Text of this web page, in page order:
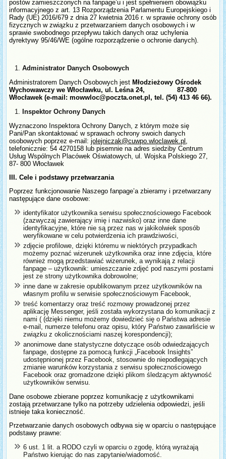
postów zamieszczonych na fanpage’u i jest spełnieniem obowiązku
informacyjnego z art. 13 Rozporządzenia Parlamentu Europejskiego i
Rady (UE) 2016/679 z dnia 27 kwietnia 2016 r. w sprawie ochrony osób
fizycznych w związku z przetwarzaniem danych osobowych i w
sprawie swobodnego przepływu takich danych oraz uchylenia
dyrektywy 95/46/WE (ogólne rozporządzenie o ochronie danych).
Administrator Danych Osobowych
Administratorem Danych Osobowych jestMłodzieżowy Ośrodek
Wychowawczy we Włocławku, ul. Leśna 24, 87-800
Włocławek (e-mail:mowwloc@poczta.onet.pl, tel. (54) 413 46 66).
Inspektor Ochrony Danych
Wyznaczono Inspektora Ochrony Danych, z którym może się
Pani/Pan skontaktować w sprawach ochrony swoich danych
osobowych poprzez e-mail:jolejniczak@cuwpo.wloclawek.pl
telefonicznie: 54 4270158 lub pisemnie na adres siedziby Centrum
Usług Wspólnych Placówek Oświatowych, ul. Wojska Polskiego 27,
87- 800 Włocławek
III. Cele i podstawy przetwarzania
Poprzez funkcjonowanie Naszego fanpage’a zbieramy i przetwarzany
następujące dane osobowe:
identyfikator użytkownika serwisu społecznościowego Facebook
(zazwyczaj zawierający imię i nazwisko) oraz inne dane
identyfikacyjne, które nie są przez nas w jakikolwiek sposób
weryfikowane w celu potwierdzenia ich prawdziwości,
zdjęcie profilowe, dzięki któremu w niektórych przypadkach
możemy poznać wizerunek użytkownika oraz inne zdjęcia, które
również mogą przedstawiać wizerunek, a wynikają z relacji
fanpage – użytkownik: umieszczanie zdjęć pod naszymi postami
jest ze strony użytkownika dobrowolne;
inne dane w zakresie opublikowanym przez użytkowników na
własnym profilu w serwisie społecznościowym Facebook,
treść komentarzy oraz treść rozmowy prowadzonej przez
aplikację Messenger, jeśli została wykorzystana do komunikacji z
nami ( (dzięki niemu możemy dowiedzieć się o Państwa adresie
e-mail, numerze telefonu oraz opisu, który Państwo zawarliście w
związku z okolicznościami naszej korespondencji);
anonimowe dane statystyczne dotyczące osób odwiedzających
fanpage, dostępne za pomocą funkcji „Facebook Insights”
udostępnionej przez Facebook, stosownie do niepodlegających
zmianie warunków korzystania z serwisu społecznościowego
Facebook oraz gromadzone dzięki plikom śledzącym aktywność
użytkowników serwisu.
Dane osobowe zbierane poprzez komunikację z użytkownikami
zostają przetwarzane tylko na potrzeby udzielenia odpowiedzi, jeśli
istnieje taka konieczność.
Przetwarzanie danych osobowych odbywa się w oparciu o następujące
podstawy prawne:
6 ust. 1 lit. a RODO czyli w oparciu o zgodę, którą wyrażają
Państwo kierując do nas zapytanie/wiadomość.